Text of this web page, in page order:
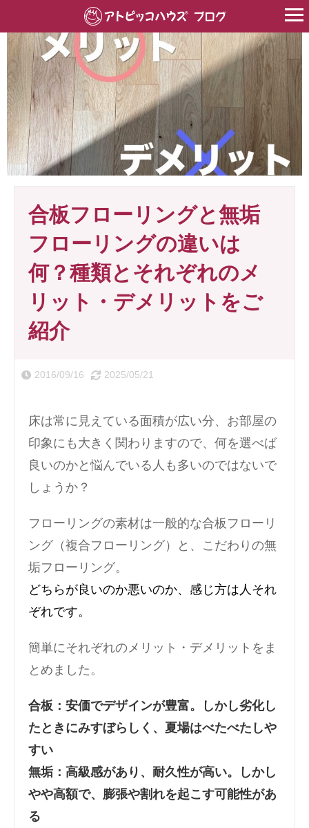
無垢フローリング>合板フローリングと無垢フロー
合板フローリングと無垢
フローリングの違いは
何？種類とそれぞれのメ
リット・デメリットをご
紹介
2016/09/16 2025/05/21
床は常に見えている面積が広い分、お部屋の
印象にも大きく関わりますので、何を選べば
良いのかと悩んでいる人も多いのではないで
しょうか？
フローリングの素材は一般的な合板フローリ
ング（複合フローリング）と、こだわりの無
垢フローリング。
どちらが良いのか悪いのか、感じ方は人それ
ぞれです。
簡単にそれぞれのメリット・デメリットをま
とめました。
合板：安価でデザインが豊富。しかし劣化し
たときにみすぼらしく、夏場はべたべたしや
すい
無垢：高級感があり、耐久性が高い。しかし
やや高額で、膨張や割れを起こす可能性があ
る